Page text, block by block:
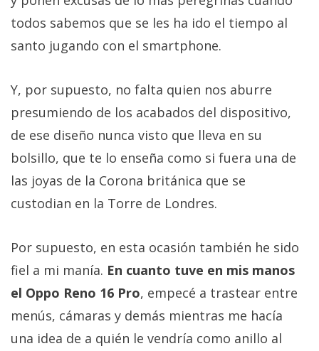
todos sabemos que se les ha ido el tiempo al
santo jugando con el smartphone.
Y, por supuesto, no falta quien nos aburre
presumiendo de los acabados del dispositivo,
de ese diseño nunca visto que lleva en su
bolsillo, que te lo enseña como si fuera una de
las joyas de la Corona británica que se
custodian en la Torre de Londres.
Por supuesto, en esta ocasión también he sido
fiel a mi manía. En cuanto tuve en mis manos
el Oppo Reno 16 Pro, empecé a trastear entre
menús, cámaras y demás mientras me hacía
una idea de a quién le vendría como anillo al